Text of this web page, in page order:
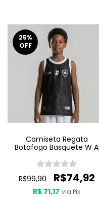
25%
OFF
Camiseta Regata
Botafogo Basquete W A
R$99,90 R$74,92
R$ 71,17 via Pix